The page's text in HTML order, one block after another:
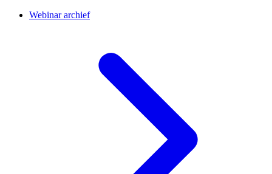
Webinar archief